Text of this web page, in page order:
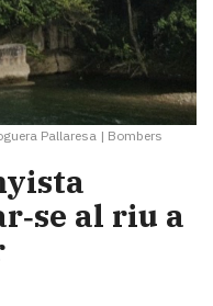
Pallaresa | Bombers
al riu a